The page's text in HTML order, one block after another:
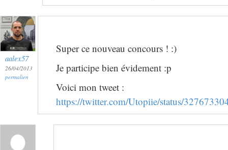
aalex57
26/04/2013
permalien
Super ce nouveau concours ! :)
Je participe bien évidement :p
Voici mon tweet :
https://twitter.com/Utopiie/status/